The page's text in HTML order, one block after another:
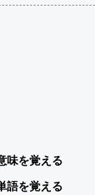
味を覚える
語を覚える